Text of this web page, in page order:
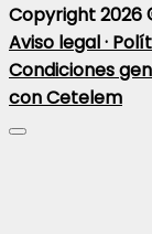
Copyright 2026
Aviso legal ·
Condiciones
con Cetelem